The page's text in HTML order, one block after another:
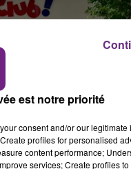
DE REIMS FERME
est contraint de
est notre priorité
consent and/or our legitimate
profiles for personalised
content performance;
services; Create profiles